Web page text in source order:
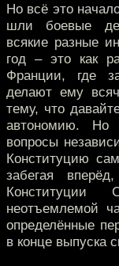
Но всё это
шли боевые
всякие разные
год – это как
Франции, где
делают ему
тему, что
автономию. Но
вопросы
Конституцию
забегая
Конституции
неотъемлемой
определённые
в конце выпуска